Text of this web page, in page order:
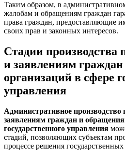
Таким образом, в
жалобам и обращениям граждан
права граждан, предоставляющие
своих прав и законных интересов.
Стадии производства
и заявлениям
организаций в сфере
управления
Административное
заявлениям граждан и
государственного управления
стадий, позволяющих субъектам
процессе решения